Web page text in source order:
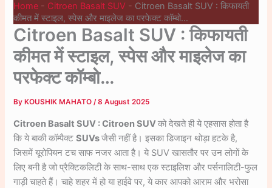
Home - Citroen Basalt SUV - Citroen Basalt SUV : किफायती
कीमत में स्टाइल, स्पेस और माइलेज का परफेक्ट कॉम्बो…
Citroen Basalt SUV : किफायती
कीमत में स्टाइल, स्पेस और माइलेज का
परफेक्ट कॉम्बो…
By KOUSHIK MAHATO/8 August 2025
Citroen Basalt SUV : Citroen SUVको देखते ही ये एहसास होता है
कि ये बाकी कॉम्पैक्टSUVsजैसी नहीं है। इसका डिजाइन थोड़ा हटके है,
जिसमें यूरोपियन टच साफ नजर आता है। ये SUV खासतौर पर उन लोगों के
लिए बनी है जो प्रैक्टिकलिटी के साथ-साथ एक स्टाइलिश और पर्सनालिटी-फुल
गाड़ी चाहते हैं। चाहे शहर में हो या हाईवे पर, ये कार आपको आराम और भरोसा